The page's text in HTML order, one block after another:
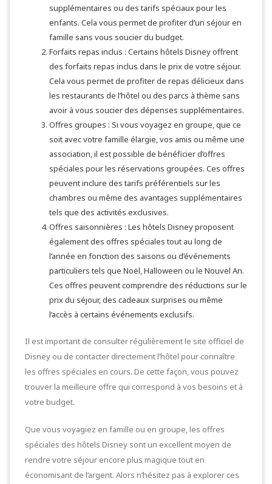
supplémentaires ou des tarifs spéciaux pour les
enfants. Cela vous permet de profiter d’un séjour en
famille sans vous soucier du budget.
Forfaits repas inclus : Certains hôtels Disney offrent
des forfaits repas inclus dans le prix de votre séjour.
Cela vous permet de profiter de repas délicieux dans
les restaurants de l’hôtel ou des parcs à thème sans
avoir à vous soucier des dépenses supplémentaires.
Offres groupes : Si vous voyagez en groupe, que ce
soit avec votre famille élargie, vos amis ou même une
association, il est possible de bénéficier d’offres
spéciales pour les réservations groupées. Ces offres
peuvent inclure des tarifs préférentiels sur les
chambres ou même des avantages supplémentaires
tels que des activités exclusives.
Offres saisonnières : Les hôtels Disney proposent
également des offres spéciales tout au long de
l’année en fonction des saisons ou d’événements
particuliers tels que Noël, Halloween ou le Nouvel An.
Ces offres peuvent comprendre des réductions sur le
prix du séjour, des cadeaux surprises ou même
l’accès à certains événements exclusifs.
Il est important de consulter régulièrement le site officiel de
Disney ou de contacter directement l’hôtel pour connaître
les offres spéciales en cours. De cette façon, vous pouvez
trouver la meilleure offre qui correspond à vos besoins et à
votre budget.
Que vous voyagiez en famille ou en groupe, les offres
spéciales des hôtels Disney sont un excellent moyen de
rendre votre séjour encore plus magique tout en
économisant de l’argent. Alors n’hésitez pas à explorer ces